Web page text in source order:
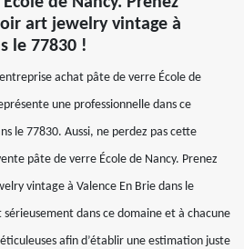
art jewelry vintage à
le 77830 !
achat pâte de verre École de
une professionnelle dans ce
le 77830. Aussi, ne perdez pas cette
pâte de verre École de Nancy. Prenez
vintage à Valence En Brie dans le
dans ce domaine et à chacune
afin d’établir une estimation juste